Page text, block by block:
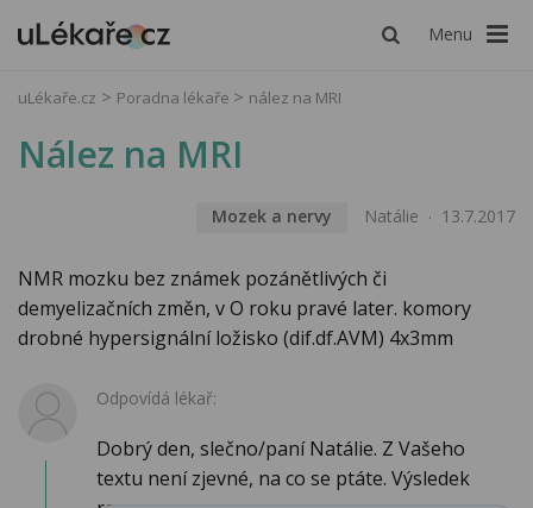
Menu
uLékaře.cz Poradna lékaře nález na MRI
Nález na MRI
Mozek a nervy Natálie 13.7.2017
NMR mozku bez známek pozánětlivých či
demyelizačních změn, v O roku pravé later. komory
drobné hypersignální ložisko (dif.df.AVM) 4x3mm
Odpovídá lékař:
Dobrý den, slečno/paní Natálie. Z Vašeho
textu není zjevné, na co se ptáte. Výsledek